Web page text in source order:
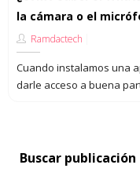
la cámara o el
Ramdactech
Cuando instalamos una
darle acceso a buena
Buscar publicación